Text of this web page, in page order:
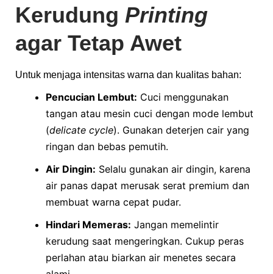
Kerudung Printing
agar Tetap Awet
Untuk menjaga intensitas warna dan kualitas bahan:
Pencucian Lembut: Cuci menggunakan
tangan atau mesin cuci dengan mode lembut
(delicate cycle). Gunakan deterjen cair yang
ringan dan bebas pemutih.
Air Dingin: Selalu gunakan air dingin, karena
air panas dapat merusak serat premium dan
membuat warna cepat pudar.
Hindari Memeras: Jangan memelintir
kerudung saat mengeringkan. Cukup peras
perlahan atau biarkan air menetes secara